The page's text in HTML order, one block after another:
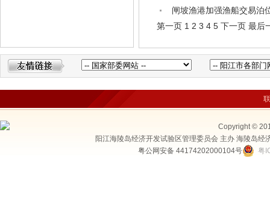
闸坡渔港加强渔船交易泊
第一页 1 2 3 4 5 下一页 最后
Copyright ©
阳江海陵岛经济开发试验区管理委员会 主办 海陵岛
粤公网安备 44174202000104号
粤